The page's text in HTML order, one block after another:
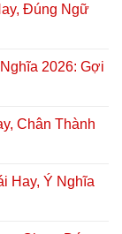
Đúng Ngữ
2026: Gợi
Chân Thành
Hay, Ý Nghĩa